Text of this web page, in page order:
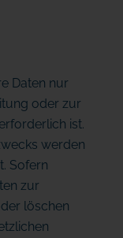
Daten nur
oder zur
ist.
werden
Sofern
zur
löschen